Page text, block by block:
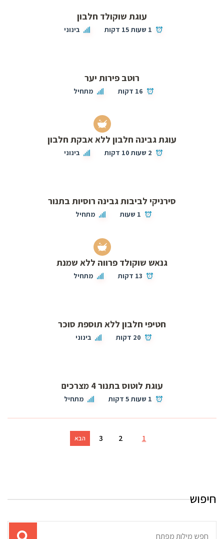
עוגת שוקולד חלבון
1 שעות 15 דקות בינוני
רוטב פירות יער
16 דקות מתחיל
עוגת גבינה חלבון ללא אבקת חלבון
2 שעות 10 דקות בינוני
סירניקי לביבות גבינה רוסיות בתנור
1 שעות מתחיל
גנאש שוקולד פרווה ללא שמנת
13 דקות מתחיל
חטיפי חלבון ללא תוספת סוכר
20 דקות בינוני
עוגת לוטוס בתנור 4 מצרכים
1 שעות 5 דקות מתחיל
1
2
3 הבא
חיפוש